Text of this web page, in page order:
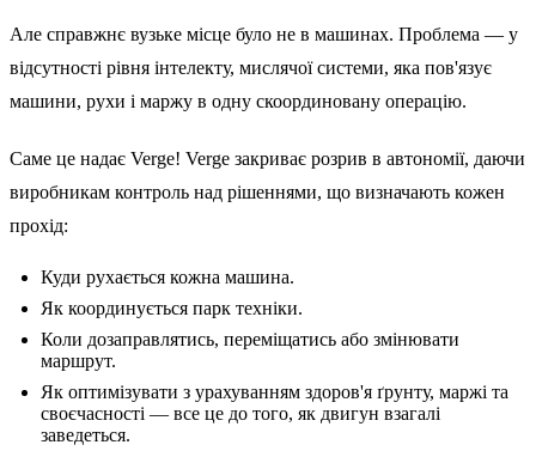
Але справжнє вузьке місце було не в машинах. Проблема — у
відсутності рівня інтелекту, мислячої системи, яка пов'язує
машини, рухи і маржу в одну скоординовану операцію.
Саме це надає Verge! Verge закриває розрив в автономії, даючи
виробникам контроль над рішеннями, що визначають кожен
прохід:
Куди рухається кожна машина.
Як координується парк техніки.
Коли дозаправлятись, переміщатись або змінювати
маршрут.
Як оптимізувати з урахуванням здоров'я ґрунту, маржі та
своєчасності — все це до того, як двигун взагалі
заведеться.